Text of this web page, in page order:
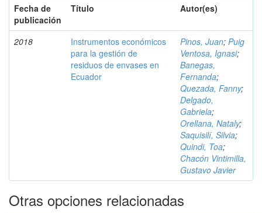
Fecha de
publicación
Título Autor(es)
2018
Instrumentos económicos
para la gestión de
residuos de envases en
Ecuador
Pinos, Juan; Puig
Ventosa, Ignasi;
Banegas,
Fernanda;
Quezada, Fanny;
Delgado,
Gabriela;
Orellana, Nataly;
Saquisilí, Silvia;
Quindi, Toa;
Chacón Vintimilla,
Gustavo Javier
Otras opciones relacionadas